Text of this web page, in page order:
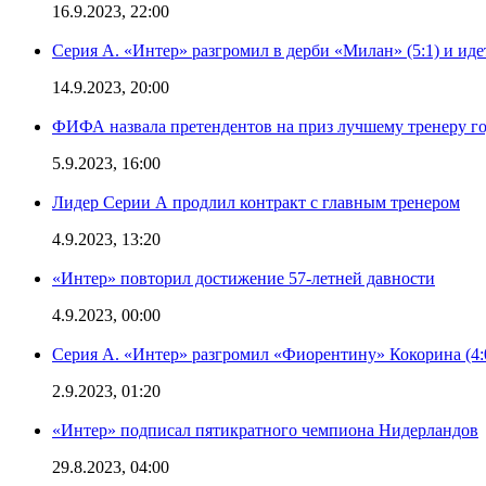
16.9.2023, 22:00
Серия А. «Интер» разгромил в дерби «Милан» (5:1) и
14.9.2023, 20:00
ФИФА назвала претендентов на приз лучшему тренеру
5.9.2023, 16:00
Лидер Серии А продлил контракт с главным тренером
4.9.2023, 13:20
«Интер» повторил достижение 57-летней давности
4.9.2023, 00:00
Серия А. «Интер» разгромил «Фиорентину» Кокорина
2.9.2023, 01:20
«Интер» подписал пятикратного чемпиона Нидерландов
29.8.2023, 04:00